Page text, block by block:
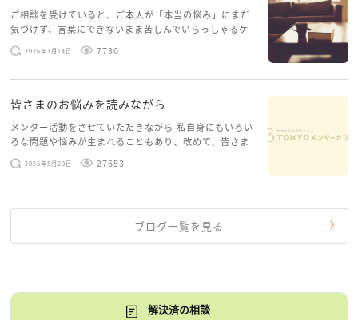
ご相談を受けていると、ご本人が「本当の悩み」にまだ
気づけず、言葉にできないまま苦しんでいらっしゃるケ
ースがありますお悩みというのは、心の深いところ（深
層心理）に触れることで、まったく違う角度から解決の
2026年1月14日 7730
皆さまのお悩みを読みながら
メンター活動をさせていただきながら 私自身にもいろい
ろな問題や悩みが生まれることもあり、改めて、皆さま
のお悩みを読みながら 「みんな、もがいてる。わたし
だけじゃないんだな」と、逆に励まされるような日々で
2025年5月20日 27653
ブログ一覧を見る
解決済の相談